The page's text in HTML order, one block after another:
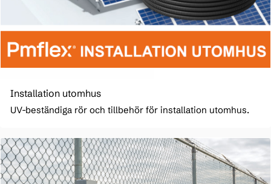
Installation utomhus
UV-beständiga rör och tillbehör för installation utomhus.